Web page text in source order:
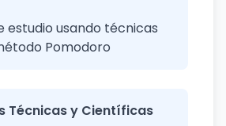
estudio usando técnicas
Pomodoro
Técnicas y Científicas